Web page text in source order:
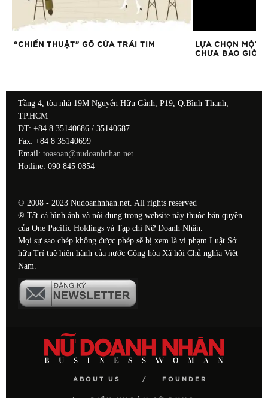
“CHIẾN THUẬT” GÕ CỬA TRÁI TIM
LỰA CHỌN MỘT
CHƯA BAO GIỜ
Tầng 4, tòa nhà 19M Nguyễn Hữu Cảnh, P19, Q.Bình Thạnh,
TP.HCM
ĐT: +84 8 35140686 / 35140687
Fax: +84 8 35140699
Email: toasoan@nudoanhnhan.net
Hotline: 090 845 0854
© 2008 - 2023 Nudoanhnhan.net. All rights reserved
® Tất cả hình ảnh và nội dung trong website này thuộc bản quyền
của One Pacific Holdings và Tạp chí Nữ Doanh Nhân.
Mọi sự sao chép không được phép sẽ bị xem là vi phạm Luật Sở
hữu Trí tuệ hiện hành của nước Cộng hòa Xã hội Chủ nghĩa Việt
Nam.
ABOUT US FOUNDER